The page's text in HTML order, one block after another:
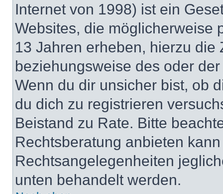
Internet von 1998) ist ein
Websites, die möglicherweise
13 Jahren erheben, hierzu die
beziehungsweise des oder
Wenn du dir unsicher bist, ob
du dich zu registrieren
Beistand zu Rate. Bitte
Rechtsberatung anbieten
Rechtsangelegenheiten
unten behandelt werden.